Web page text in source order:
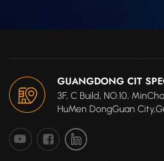
GUANGDONG CIT
3F, C Build, NO.10,
HuMen DongGuan